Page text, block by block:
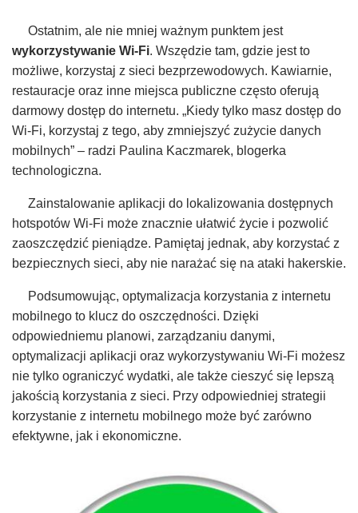
Ostatnim, ale nie mniej ważnym punktem jest
wykorzystywanie Wi-Fi. Wszędzie tam, gdzie jest to
możliwe, korzystaj z sieci bezprzewodowych. Kawiarnie,
restauracje oraz inne miejsca publiczne często oferują
darmowy dostęp do internetu. „Kiedy tylko masz dostęp do
Wi-Fi, korzystaj z tego, aby zmniejszyć zużycie danych
mobilnych” – radzi Paulina Kaczmarek, blogerka
technologiczna.
Zainstalowanie aplikacji do lokalizowania dostępnych
hotspotów Wi-Fi może znacznie ułatwić życie i pozwolić
zaoszczędzić pieniądze. Pamiętaj jednak, aby korzystać z
bezpiecznych sieci, aby nie narażać się na ataki hakerskie.
Podsumowując, optymalizacja korzystania z internetu
mobilnego to klucz do oszczędności. Dzięki
odpowiedniemu planowi, zarządzaniu danymi,
optymalizacji aplikacji oraz wykorzystywaniu Wi-Fi możesz
nie tylko ograniczyć wydatki, ale także cieszyć się lepszą
jakością korzystania z sieci. Przy odpowiedniej strategii
korzystanie z internetu mobilnego może być zarówno
efektywne, jak i ekonomiczne.